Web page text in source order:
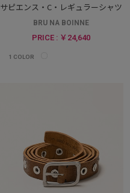
サピエンス・C・レギュラーシャツ
BRU NA BOINNE
PRICE : ￥24,640
1 COLOR